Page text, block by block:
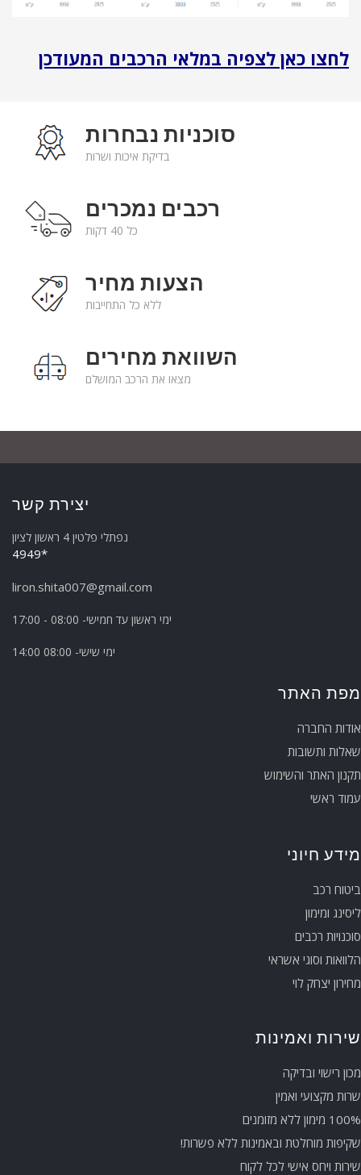
לחצו כאן לצפיה במלאי הרכבים המעודכן
סוכניות נבחרות
בדיקת איכות ושרות
רכבים נמכרים
כל 40 דקות
הצעות מחיר
ללא כל התחייבות
השוואת מחירים
מצאו את הרכב המושלם
יצירת קשר
נפתלי פלטין 4 ראשון לציון
*4949
liron.shita007@gmail.com
ימי ראשון עד חמישי- 08:00 - 17:00
ימי שישי- 08:00 14:00
מפת האתר
אודות החברה
שאלות ותשובות
תקנון האתר והשימוש
עמוד ראשי
מידע חיוני
ביטוח רכב
ליסינג ומימון
סוכנויות רכבים
הלוואות וסוגי אשראי
מחירון יצחק לוי
שירות ואמינות
מכון רישוי ובדיקה
שרות מקצועי ואמין
100% מימון ללא מזומנים
שקיפות מוחלטת ובאמינות ללא פשרות!
שירות ויחס אישי לכל לקוח